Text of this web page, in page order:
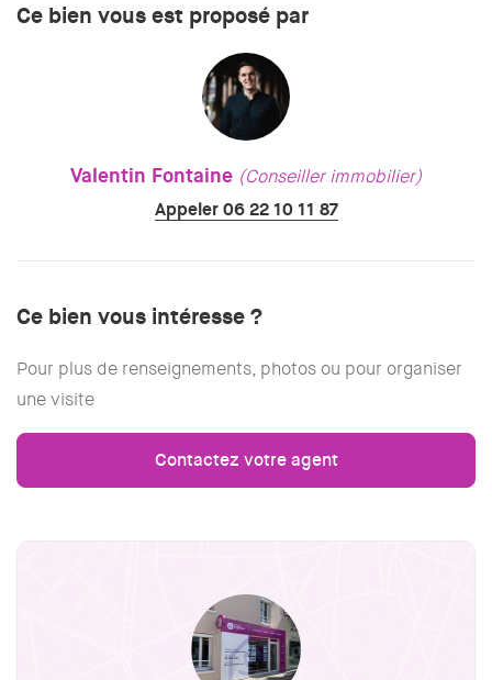
Ce bien vous est proposé par
Valentin Fontaine (Conseiller immobilier)
Appeler 06 22 10 11 87
Ce bien vous intéresse ?
Pour plus de renseignements, photos ou pour organiser
une visite
Contactez votre agent